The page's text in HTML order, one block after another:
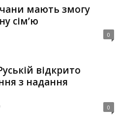
мають змогу
сім’ю
0
відкрито
з надання
0